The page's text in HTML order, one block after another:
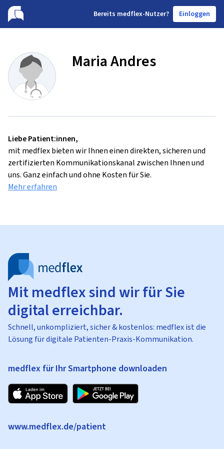
Bereits medflex-Nutzer? Einloggen
Maria Andres
Liebe Patient:innen,
mit medflex bieten wir Ihnen einen direkten, sicheren und
zertifizierten Kommunikationskanal zwischen Ihnen und
uns. Ganz einfach und ohne Kosten für Sie.
Mehr erfahren
Mit medflex sind wir für Sie
digital erreichbar.
Schnell, unkompliziert, sicher & kostenlos: medflex ist die
Lösung für digitale Patienten-Praxis-Kommunikation.
medflex für Ihr Smartphone downloaden
www.medflex.de/patient